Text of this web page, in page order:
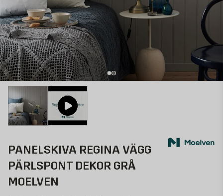
PANELSKIVA REGINA VÄGG
PÄRLSPONT DEKOR GRÅ
MOELVEN